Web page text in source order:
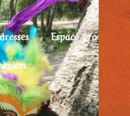
Espace pro